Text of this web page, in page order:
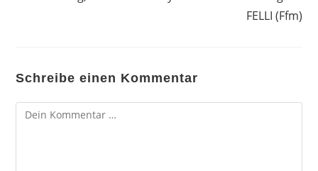
FELLI (Ffm)
Schreibe einen Kommentar
Kommentar